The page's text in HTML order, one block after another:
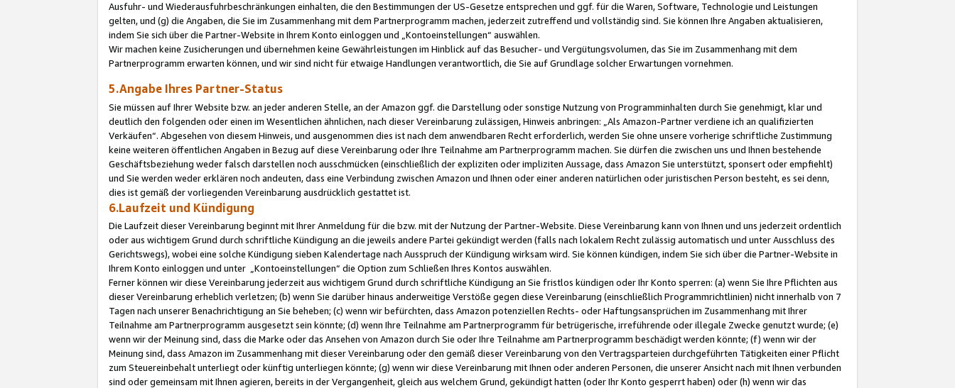
Ausfuhr- und Wiederausfuhrbeschränkungen einhalten, die den Bestimmungen der US-Gesetze entsprechen und ggf. für die Waren, Software, Technologie und Leistungen
gelten, und (g) die Angaben, die Sie im Zusammenhang mit dem Partnerprogramm machen, jederzeit zutreffend und vollständig sind. Sie können Ihre Angaben aktualisieren,
indem Sie sich über die Partner-Website in Ihrem Konto einloggen und „Kontoeinstellungen“ auswählen.
Wir machen keine Zusicherungen und übernehmen keine Gewährleistungen im Hinblick auf das Besucher- und Vergütungsvolumen, das Sie im Zusammenhang mit dem
Partnerprogramm erwarten können, und wir sind nicht für etwaige Handlungen verantwortlich, die Sie auf Grundlage solcher Erwartungen vornehmen.
5.Angabe Ihres Partner-Status
Sie müssen auf Ihrer Website bzw. an jeder anderen Stelle, an der Amazon ggf. die Darstellung oder sonstige Nutzung von Programminhalten durch Sie genehmigt, klar und
deutlich den folgenden oder einen im Wesentlichen ähnlichen, nach dieser Vereinbarung zulässigen, Hinweis anbringen: „Als Amazon-Partner verdiene ich an qualifizierten
Verkäufen“. Abgesehen von diesem Hinweis, und ausgenommen dies ist nach dem anwendbaren Recht erforderlich, werden Sie ohne unsere vorherige schriftliche Zustimmung
keine weiteren öffentlichen Angaben in Bezug auf diese Vereinbarung oder Ihre Teilnahme am Partnerprogramm machen. Sie dürfen die zwischen uns und Ihnen bestehende
Geschäftsbeziehung weder falsch darstellen noch ausschmücken (einschließlich der expliziten oder impliziten Aussage, dass Amazon Sie unterstützt, sponsert oder empfiehlt)
und Sie werden weder erklären noch andeuten, dass eine Verbindung zwischen Amazon und Ihnen oder einer anderen natürlichen oder juristischen Person besteht, es sei denn,
dies ist gemäß der vorliegenden Vereinbarung ausdrücklich gestattet ist.
6.Laufzeit und Kündigung
Die Laufzeit dieser Vereinbarung beginnt mit Ihrer Anmeldung für die bzw. mit der Nutzung der Partner-Website. Diese Vereinbarung kann von Ihnen und uns jederzeit ordentlich
oder aus wichtigem Grund durch schriftliche Kündigung an die jeweils andere Partei gekündigt werden (falls nach lokalem Recht zulässig automatisch und unter Ausschluss des
Gerichtswegs), wobei eine solche Kündigung sieben Kalendertage nach Ausspruch der Kündigung wirksam wird. Sie können kündigen, indem Sie sich über die Partner-Website in
Ihrem Konto einloggen und unter „Kontoeinstellungen“ die Option zum Schließen Ihres Kontos auswählen.
Ferner können wir diese Vereinbarung jederzeit aus wichtigem Grund durch schriftliche Kündigung an Sie fristlos kündigen oder Ihr Konto sperren: (a) wenn Sie Ihre Pflichten aus
dieser Vereinbarung erheblich verletzen; (b) wenn Sie darüber hinaus anderweitige Verstöße gegen diese Vereinbarung (einschließlich Programmrichtlinien) nicht innerhalb von 7
Tagen nach unserer Benachrichtigung an Sie beheben; (c) wenn wir befürchten, dass Amazon potenziellen Rechts- oder Haftungsansprüchen im Zusammenhang mit Ihrer
Teilnahme am Partnerprogramm ausgesetzt sein könnte; (d) wenn Ihre Teilnahme am Partnerprogramm für betrügerische, irreführende oder illegale Zwecke genutzt wurde; (e)
wenn wir der Meinung sind, dass die Marke oder das Ansehen von Amazon durch Sie oder Ihre Teilnahme am Partnerprogramm beschädigt werden könnte; (f) wenn wir der
Meinung sind, dass Amazon im Zusammenhang mit dieser Vereinbarung oder den gemäß dieser Vereinbarung von den Vertragsparteien durchgeführten Tätigkeiten einer Pflicht
zum Steuereinbehalt unterliegt oder künftig unterliegen könnte; (g) wenn wir diese Vereinbarung mit Ihnen oder anderen Personen, die unserer Ansicht nach mit Ihnen verbunden
sind oder gemeinsam mit Ihnen agieren, bereits in der Vergangenheit, gleich aus welchem Grund, gekündigt hatten (oder Ihr Konto gesperrt haben) oder (h) wenn wir das